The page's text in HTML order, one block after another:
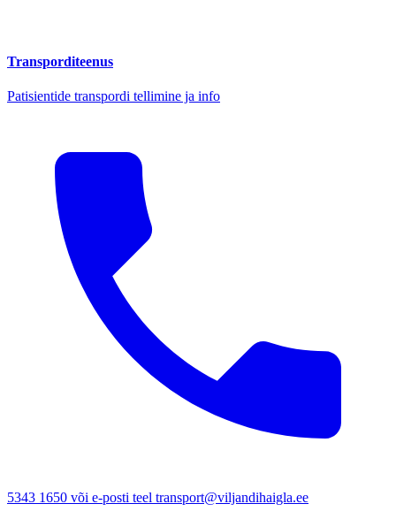
Transporditeenus
Patisientide transpordi tellimine ja info
5343 1650 või e-posti teel transport@viljandihaigla.ee